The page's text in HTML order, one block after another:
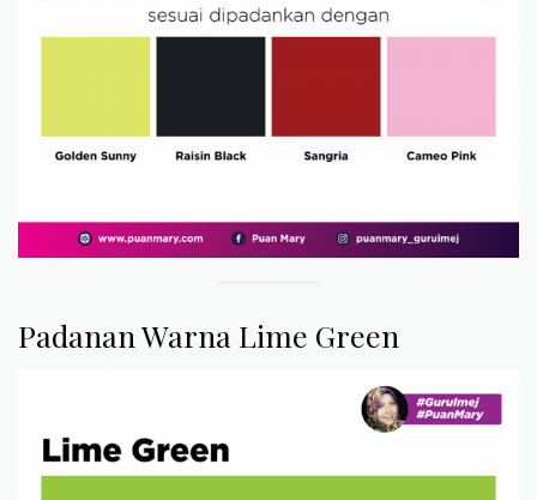
Padanan Warna Lime Green